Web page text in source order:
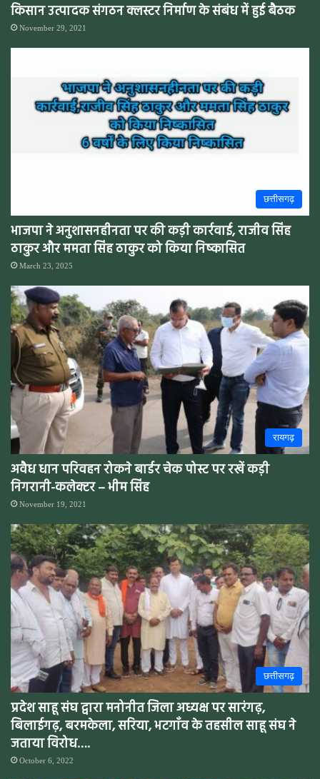
किसान उत्पादक संगठन क्लस्टर निर्माण के संबंध में हुई बैठक
November 29, 2021
छत्तीसगढ़
भाजपा ने अनुशासनहीनता पर की कड़ी कार्रवाई, राजीव सिंह
ठाकुर और ममता सिंह ठाकुर को किया निष्कासित
March 23, 2025
रायगढ़
अवैध धान परिवहन रोकने बार्डर चेक पोस्ट पर रखें कड़ी
निगरानी-कलेक्टर – भीम सिंह
November 19, 2021
छत्तीसगढ़
प्रदेश साहू संघ द्वारा मनोनीत जिला अध्यक्ष पर सारंगढ़,
बिलाईगढ़, बरमकेला, सरिया, भटगाँव के तहसील साहू संघ ने
जताया विरोध….
October 6, 2022